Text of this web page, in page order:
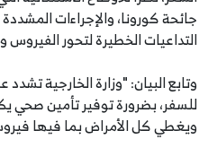
جائحة كورونا، والإجراءات
التداعيات الخطيرة لتحور الفيروس
وتابع البيان: "وزارة الخارجية
للسفر، بضرورة توفير تأمين صحي
ويغطي كل الأمراض بما فيها